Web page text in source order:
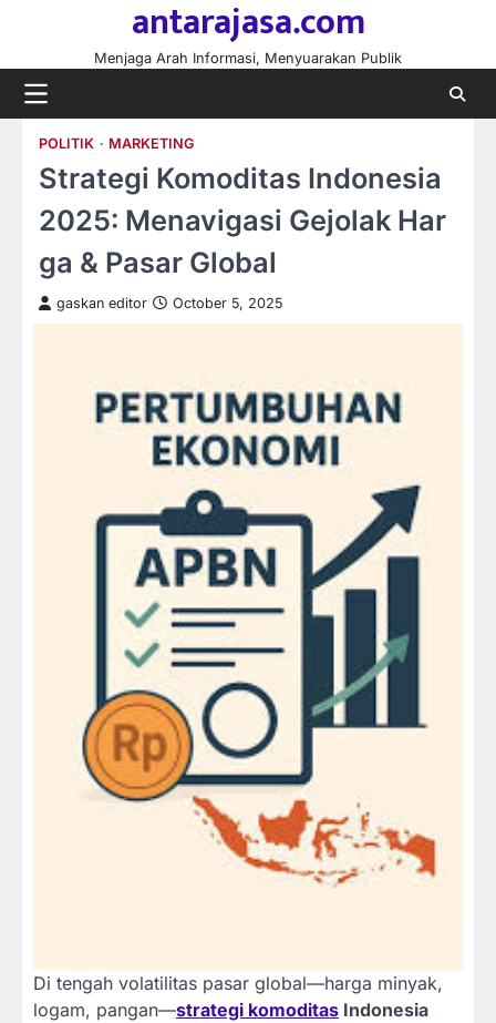
content
antarajasa.com
Menjaga Arah Informasi, Menyuarakan Publik
POLITIK MARKETING
Strategi Komoditas Indonesia
2025: Menavigasi Gejolak Har
ga & Pasar Global
gaskan editor October 5, 2025
Di tengah volatilitas pasar global—harga minyak,
logam, pangan—strategi komoditas Indonesia